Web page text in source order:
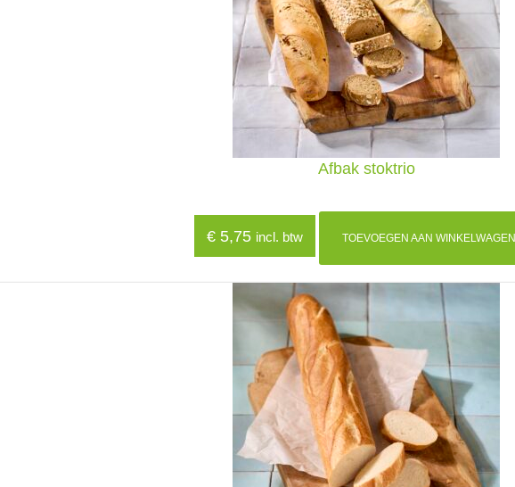
Afbak stoktrio
€5,75 incl. btw TOEVOEGEN AAN WINKELWAGEN